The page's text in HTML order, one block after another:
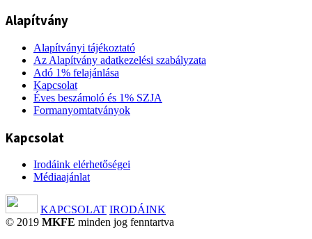
Alapítvány
Alapítványi tájékoztató
Az Alapítvány adatkezelési szabályzata
Adó 1% felajánlása
Kapcsolat
Éves beszámoló és 1% SZJA
Formanyomtatványok
Kapcsolat
Irodáink elérhetőségei
Médiaajánlat
KAPCSOLAT IRODÁINK
© 2019 MKFE minden jog fenntartva